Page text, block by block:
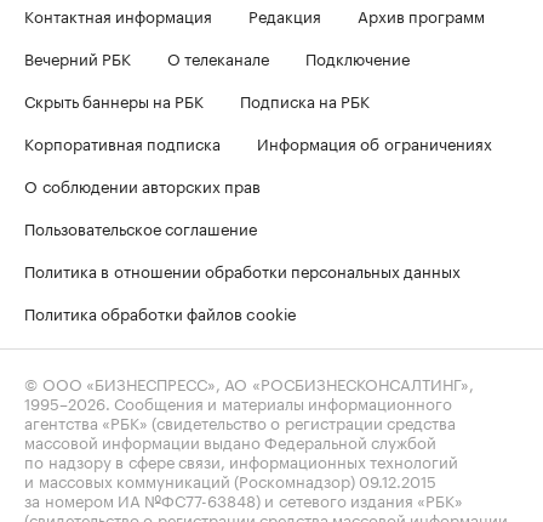
Контактная информация Редакция
Архив программ
Вечерний РБК
О телеканале
Подключение
Скрыть баннеры на РБК
Подписка на РБК
Корпоративная подписка
Информация об ограничениях
О соблюдении авторских прав
Пользовательское соглашение
Политика в отношении обработки персональных данных
Политика обработки файлов cookie
© ООО «БИЗНЕСПРЕСС», АО «РОСБИЗНЕСКОНСАЛТИНГ»,
1995–2026 . Сообщения и материалы информационного
агентства «РБК» (свидетельство о регистрации средства
массовой информации выдано Федеральной службой
по надзору в сфере связи, информационных технологий
и массовых коммуникаций (Роскомнадзор) 09.12.2015
за номером ИА №ФС77-63848) и сетевого издания «РБК»